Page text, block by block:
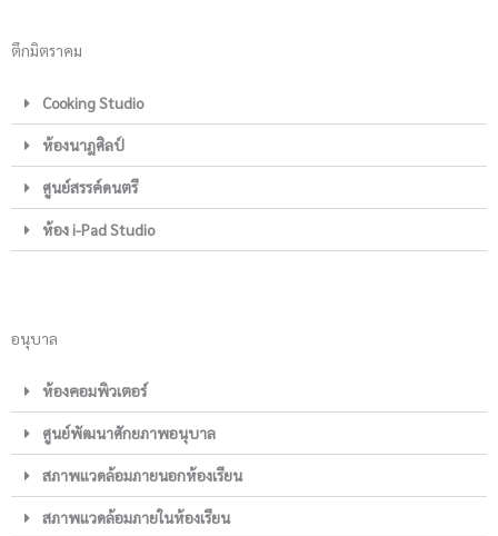
ตึกมิตราคม
Cooking Studio
ห้องนาฎศิลป์
ศูนย์สรรค์ดนตรี
ห้อง i-Pad Studio
อนุบาล
ห้องคอมพิวเตอร์
ศูนย์พัฒนาศักยภาพอนุบาล
สภาพแวดล้อมภายนอกห้องเรียน
สภาพแวดล้อมภายในห้องเรียน